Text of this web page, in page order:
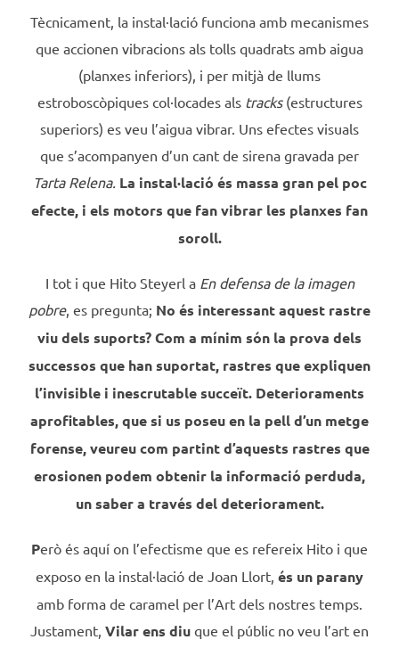
Tècnicament, la instal·lació funciona amb mecanismes
que accionen vibracions als tolls quadrats amb aigua
(planxes inferiors), i per mitjà de llums
estroboscòpiques col·locades alstracks(estructures
superiors) es veu l’aigua vibrar. Uns efectes visuals
que s’acompanyen d’un cant de sirena gravada per
Tarta Relena. La instal·lació és massa gran pel poc
efecte, i els motors que fan vibrar les planxes fan
soroll.
I tot i que Hito Steyerl a En defensa de la imagen
pobre, es pregunta; No és interessant aquest rastre
viu dels suports?Com a mínim són la prova dels
successos que han suportat, rastres que expliquen
l’invisible i inescrutable succeït. Deterioraments
aprofitables, que si us poseu en la pell d’un metge
forense, veureu com partint d’aquests rastres que
erosionen podem obtenir la informació perduda,
un saber a través del deteriorament.
Però és aquí on l’efectisme que es refereix Hito i que
exposo en la instal·lació de Joan Llort, és un parany
amb forma de caramel per l’Art dels nostres temps.
Justament, Vilar ens diu que el públic no veu l’art en